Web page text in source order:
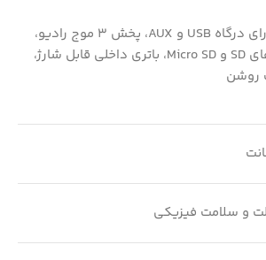
باتری قابل شارژ، دارای درگاه USB و AUX، پخش 3 موج رادیو،
پشتیبانی از کارت های SD و Micro SD، باتری داخلی قابل شارژ،
روشن
و سلامت فیزیکی